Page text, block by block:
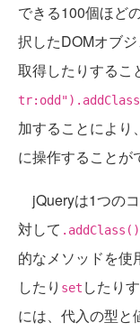
できる100個ほど
択したDOMオブ
取得したりするこ
加することにより
に操作することが
jQueryは1つの
対して .addClass()
的なメソッドを使
したり set したり
には、代入の型と